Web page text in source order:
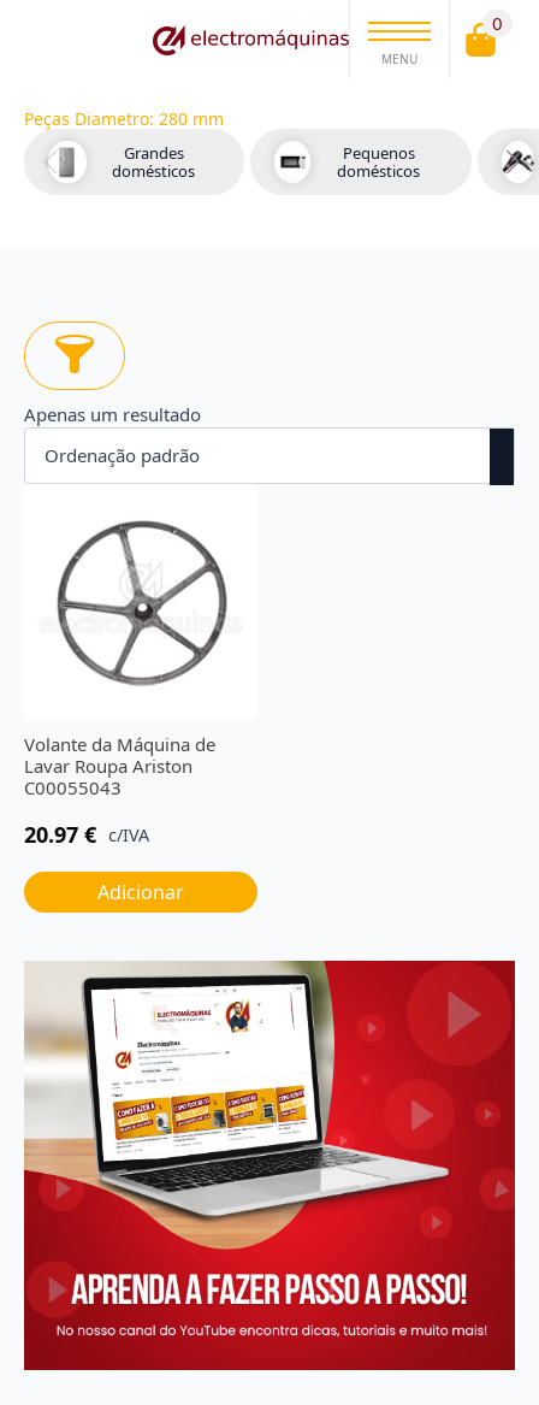
MENU
0
Peças Diametro: 280 mm
Grandes
domésticos
Pequenos
domésticos
Apenas um resultado
Volante da Máquina de
Lavar Roupa Ariston
C00055043
20.97 € c/IVA
Adicionar